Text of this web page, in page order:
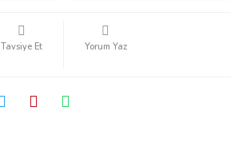
Tavsiye Et Yorum Yaz